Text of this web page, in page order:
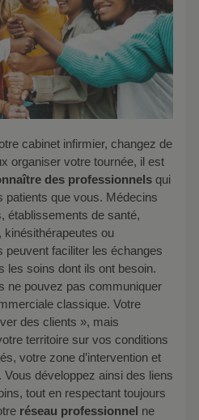
organiser votre tournée, il est
des professionnels qui
que vous. Médecins
établissements de santé,
kinésithérapeutes ou
peuvent faciliter les échanges
les soins dont ils ont besoin.
ne pouvez pas communiquer
classique. Votre
des clients », mais
territoire sur vos conditions
votre zone d’intervention et
développez ainsi des liens
tout en respectant toujours
réseau professionnel ne